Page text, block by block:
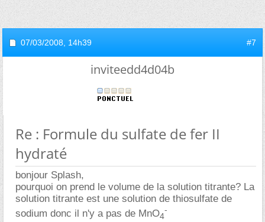
07/03/2008, 14h39 #7
inviteedd4d04b
Re : Formule du sulfate de fer II
hydraté
bonjour Splash,
pourquoi on prend le volume de la solution titrante? La
solution titrante est une solution de thiosulfate de
sodium donc il n'y a pas de MnO4
-